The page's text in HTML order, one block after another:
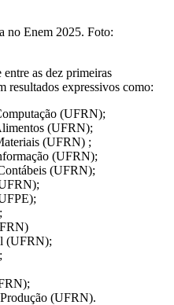
no Enem 2025. Foto:
as dez primeiras
resultados expressivos como:
(UFRN);
(UFRN);
(UFRN) ;
(UFRN);
(UFRN);
(UFRN);
(UFRN).